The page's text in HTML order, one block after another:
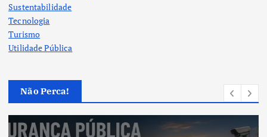
Sustentabilidade
Tecnologia
Turismo
Utilidade Pública
Não Perca!